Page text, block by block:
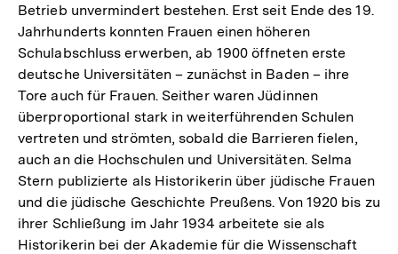
Betrieb unvermindert bestehen. Erst seit Ende des 19.
Jahrhunderts konnten Frauen einen höheren
Schulabschluss erwerben, ab 1900 öffneten erste
deutsche Universitäten – zunächst in Baden – ihre
Tore auch für Frauen. Seither waren Jüdinnen
überproportional stark in weiterführenden Schulen
vertreten und strömten, sobald die Barrieren fielen,
auch an die Hochschulen und Universitäten. Selma
Stern publizierte als Historikerin über jüdische Frauen
und die jüdische Geschichte Preußens. Von 1920 bis zu
ihrer Schließung im Jahr 1934 arbeitete sie als
Historikerin bei der Akademie für die Wissenschaft